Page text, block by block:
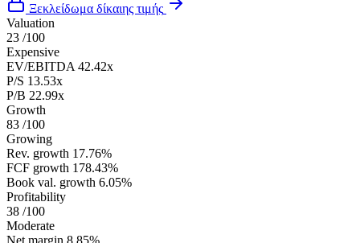
Ξεκλείδωμα δίκαιης τιμής
Valuation
23 /100
Expensive
EV/EBITDA 42.42x
P/S 13.53x
P/B 22.99x
Growth
83 /100
Growing
Rev. growth 17.76%
FCF growth 178.43%
Book val. growth 6.05%
Profitability
38 /100
Moderate
Net margin 8.85%